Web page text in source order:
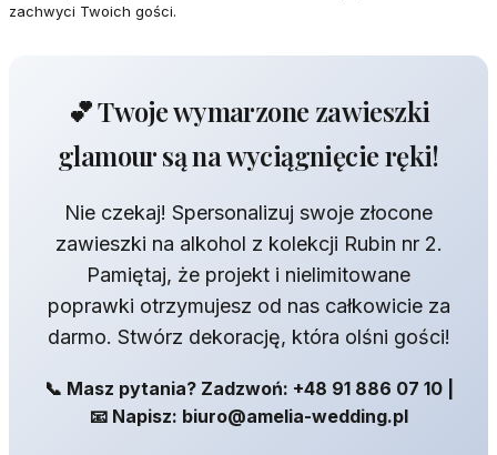
zachwyci Twoich gości.
💕 Twoje wymarzone zawieszki
glamour są na wyciągnięcie ręki!
Nie czekaj! Spersonalizuj swoje złocone
zawieszki na alkohol z kolekcji Rubin nr 2.
Pamiętaj, że projekt i nielimitowane
poprawki otrzymujesz od nas całkowicie za
darmo. Stwórz dekorację, która olśni gości!
📞 Masz pytania? Zadzwoń: +48 91 886 07 10 |
📧 Napisz: biuro@amelia-wedding.pl